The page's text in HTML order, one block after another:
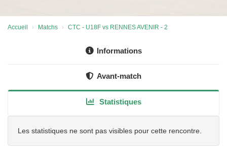
Accueil Matchs CTC - U18F vs RENNES AVENIR - 2
Informations
Avant-match
Statistiques
Les statistiques ne sont pas visibles pour cette rencontre.